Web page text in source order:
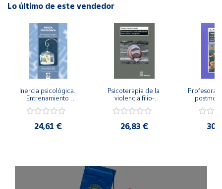
Lo último de este vendedor
Inercia psicológica.
Entrenamiento
Igualdad de Género.
24,61 €
Psicoterapia de la
violencia filio-
secreto y la
26,83 €